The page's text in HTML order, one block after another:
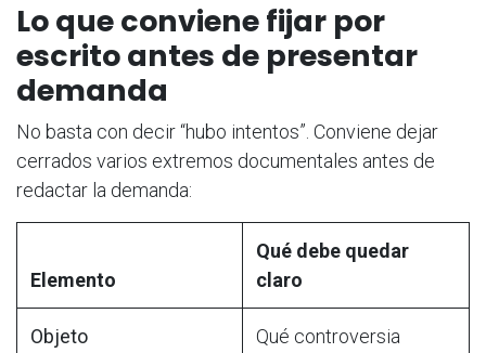
Lo que conviene fijar por
escrito antes de presentar
demanda
No basta con decir “hubo intentos”. Conviene dejar
cerrados varios extremos documentales antes de
redactar la demanda:
Elemento
Qué debe quedar
claro
Objeto
Qué controversia